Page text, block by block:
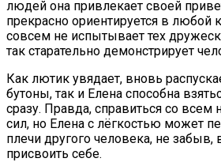
людей она привлекает своей
прекрасно ориентируется в любой
совсем не испытывает тех
так старательно демонстрирует
Как лютик увядает, вновь
бутоны, так и Елена способна
сразу. Правда, справиться со всем
сил, но Елена с лёгкостью может
плечи другого человека, не
присвоить себе.